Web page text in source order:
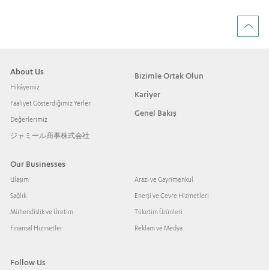
About Us
Hikâyemiz
Faaliyet Gösterdiğimiz Yerler
Değerlerimiz
ジャミール商事株式会社
Bizimle Ortak Olun
Kariyer
Genel Bakış
Our Businesses
Ulaşım
Sağlık
Mühendislik ve Üretim
Finansal Hizmetler
Arazi ve Gayrimenkul
Enerji ve Çevre Hizmetleri
Tüketim Ürünleri
Reklam ve Medya
Follow Us